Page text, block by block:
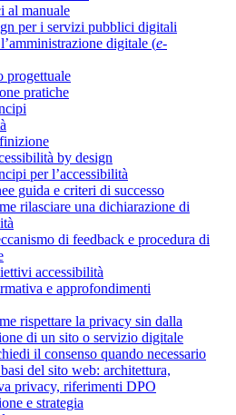
al manuale
per i servizi pubblici digitali
digitale (e-
progettuale
pratiche
by design
per l’accessibilità
guida e criteri di successo
rilasciare una dichiarazione di
di feedback e procedura di
accessibilità
e approfondimenti
rispettare la privacy sin dalla
di un sito o servizio digitale
il consenso quando necessario
del sito web: architettura,
privacy, riferimenti DPO
e strategia